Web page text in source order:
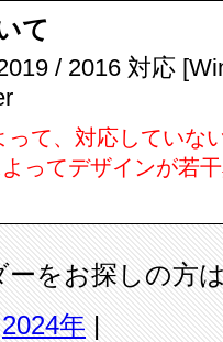
て
/ 2016 対応
て、対応していな
ってデザインが若
ーをお探しの方
2024年 |